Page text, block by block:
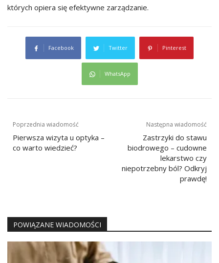
których opiera się efektywne zarządzanie.
Facebook Twitter Pinterest
WhatsApp
Nawigacja
wpisu
Poprzednia wiadomość
Pierwsza wizyta u optyka –
co warto wiedzieć?
Następna wiadomość
Zastrzyki do stawu
biodrowego – cudowne
lekarstwo czy
niepotrzebny ból? Odkryj
prawdę!
POWIĄZANE WIADOMOŚCI